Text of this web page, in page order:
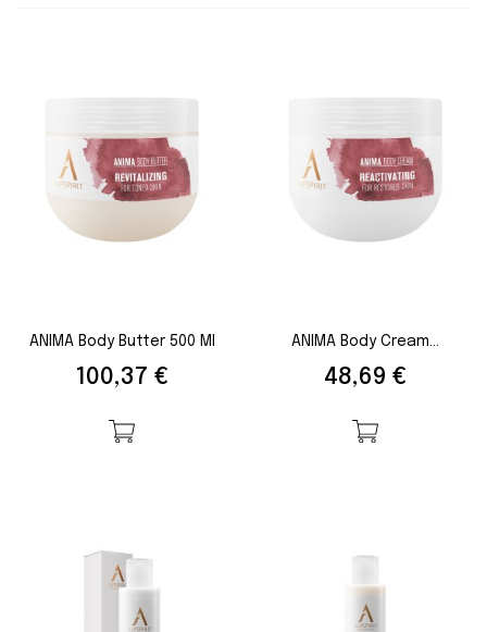
ANIMA Body Butter 500 Ml
Preis
100,37 €
ANIMA Body Cream...
Preis
48,69 €